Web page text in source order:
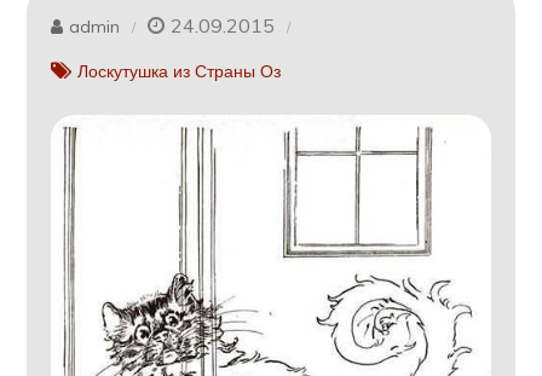
admin 24.09.2015
Лоскутушка из Страны Оз